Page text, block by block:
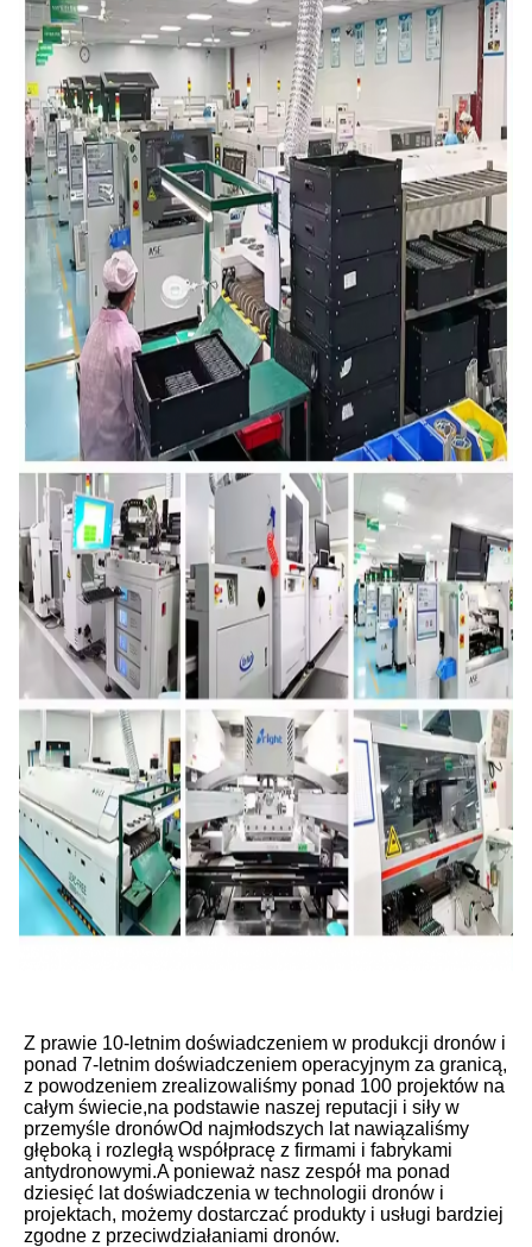
Z prawie 10-letnim doświadczeniem w produkcji dronów i
ponad 7-letnim doświadczeniem operacyjnym za granicą,
z powodzeniem zrealizowaliśmy ponad 100 projektów na
całym świecie,na podstawie naszej reputacji i siły w
przemyśle dronówOd najmłodszych lat nawiązaliśmy
głęboką i rozległą współpracę z firmami i fabrykami
antydronowymi.A ponieważ nasz zespół ma ponad
dziesięć lat doświadczenia w technologii dronów i
projektach, możemy dostarczać produkty i usługi bardziej
zgodne z przeciwdziałaniami dronów.